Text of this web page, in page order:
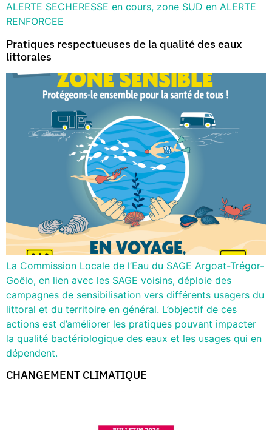
ALERTE SECHERESSE en cours, zone SUD en ALERTE
RENFORCEE
Pratiques respectueuses de la qualité des eaux
littorales
La Commission Locale de l’Eau du SAGE Argoat-Trégor-
Goëlo, en lien avec les SAGE voisins, déploie des
campagnes de sensibilisation vers différents usagers du
littoral et du territoire en général. L’objectif de ces
actions est d’améliorer les pratiques pouvant impacter
la qualité bactériologique des eaux et les usages qui en
dépendent.
CHANGEMENT CLIMATIQUE